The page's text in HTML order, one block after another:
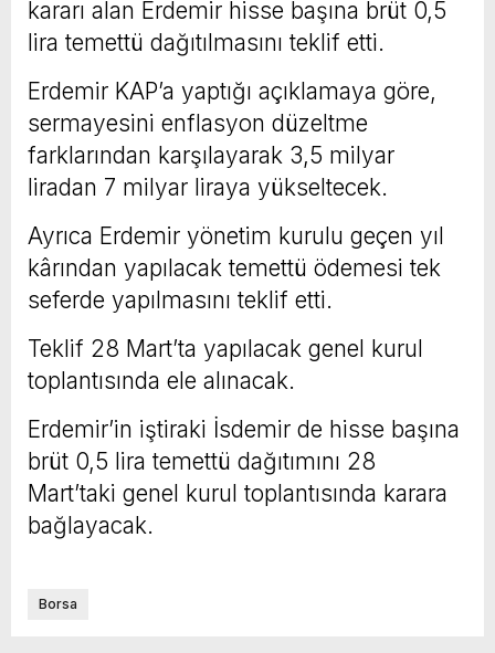
kararı alan Erdemir hisse başına brüt 0,5
lira temettü dağıtılmasını teklif etti.
Erdemir KAP’a yaptığı açıklamaya göre,
sermayesini enflasyon düzeltme
farklarından karşılayarak 3,5 milyar
liradan 7 milyar liraya yükseltecek.
Ayrıca Erdemir yönetim kurulu geçen yıl
kârından yapılacak temettü ödemesi tek
seferde yapılmasını teklif etti.
Teklif 28 Mart’ta yapılacak genel kurul
toplantısında ele alınacak.
Erdemir’in iştiraki İsdemir de hisse başına
brüt 0,5 lira temettü dağıtımını 28
Mart’taki genel kurul toplantısında karara
bağlayacak.
Borsa